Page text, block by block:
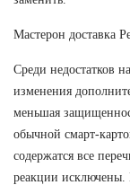
Мастерон доставка
Среди недостатков
изменения
меньшая
обычной смарт-
содержатся все
реакции исключены.